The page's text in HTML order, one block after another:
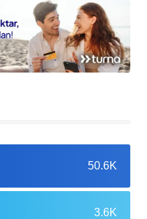
50.6K
3.6K